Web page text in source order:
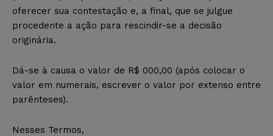
oferecer sua contestação e, a final, que se julgue
procedente a ação para rescindir-se a decisão
originária.
Dá-se à causa o valor de R$ 000,00 (após colocar o
valor em numerais, escrever o valor por extenso entre
parênteses).
Nesses Termos,